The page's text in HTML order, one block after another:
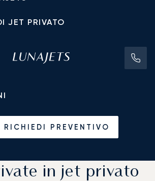
JET PRIVATO
RICHIEDI PREVENTIVO
in jet privato